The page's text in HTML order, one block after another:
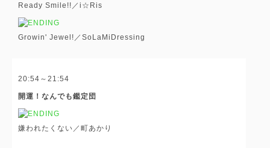
Ready Smile!!／i☆Ris
Growin' Jewel!／SoLaMiDressing
20:54～21:54
開運！なんでも鑑定団
嫌われたくない／町あかり